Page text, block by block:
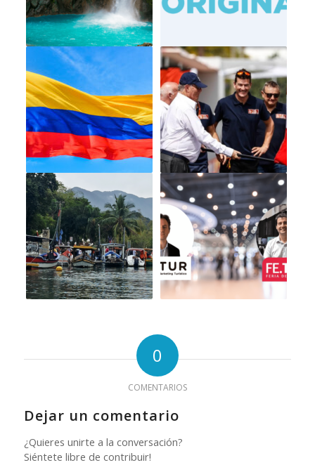
0
COMENTARIOS
Dejar un comentario
¿Quieres unirte a la conversación?
Siéntete libre de contribuir!